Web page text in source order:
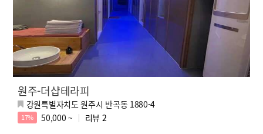
원주-더샵테라피
강원특별자치도 원주시 반곡동 1880-4
17% 50,000 ~ 리뷰 2